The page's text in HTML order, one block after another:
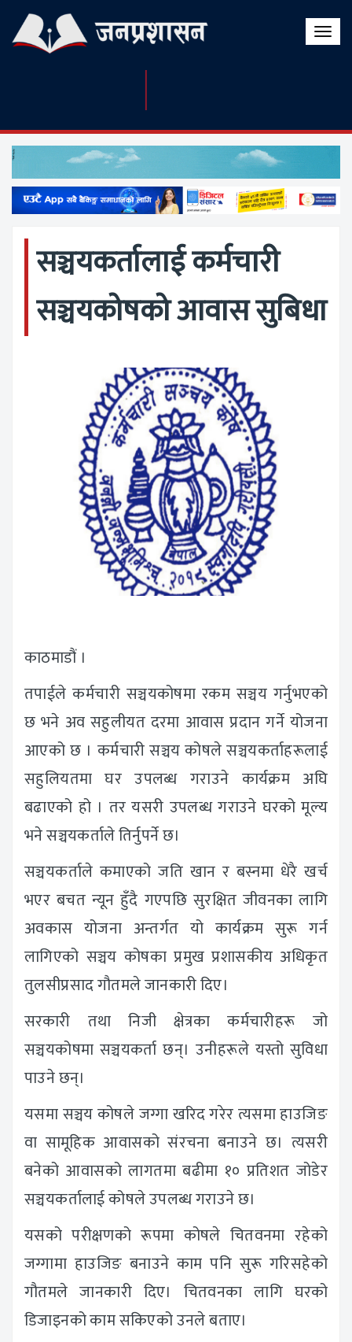
Toggle
सञ्चयकर्तालाई कर्मचारी
सञ्चयकोषको आवास सुबिधा
काठमाडौं ।
तपाईले कर्मचारी सञ्चयकोषमा रकम सञ्चय गर्नुभएको
छ भने अव सहुलीयत दरमा आवास प्रदान गर्ने योजना
आएको छ । कर्मचारी सञ्चय कोषले सञ्चयकर्ताहरूलाई
सहुलियतमा घर उपलब्ध गराउने कार्यक्रम अघि
बढाएको हो । तर यसरी उपलब्ध गराउने घरको मूल्य
भने सञ्चयकर्ताले तिर्नुपर्ने छ।
सञ्चयकर्ताले कमाएको जति खान र बस्नमा धेरै खर्च
भएर बचत न्यून हुँदै गएपछि सुरक्षित जीवनका लागि
अवकास योजना अन्तर्गत यो कार्यक्रम सुरू गर्न
लागिएको सञ्चय कोषका प्रमुख प्रशासकीय अधिकृत
तुलसीप्रसाद गौतमले जानकारी दिए।
सरकारी तथा निजी क्षेत्रका कर्मचारीहरू जो
सञ्चयकोषमा सञ्चयकर्ता छन्। उनीहरूले यस्तो सुविधा
पाउने छन्।
यसमा सञ्चय कोषले जग्गा खरिद गरेर त्यसमा हाउजिङ
वा सामूहिक आवासको संरचना बनाउने छ। त्यसरी
बनेको आवासको लागतमा बढीमा १० प्रतिशत जोडेर
सञ्चयकर्तालाई कोषले उपलब्ध गराउने छ।
यसको परीक्षणको रूपमा कोषले चितवनमा रहेको
जग्गामा हाउजिङ बनाउने काम पनि सुरू गरिसहेको
गौतमले जानकारी दिए। चितवनका लागि घरको
डिजाइनको काम सकिएको उनले बताए।